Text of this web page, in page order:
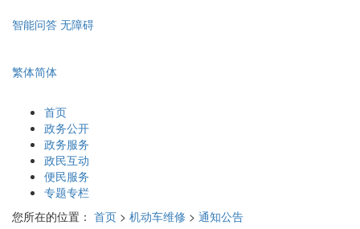
智能问答 无障碍
繁体简体
首页
政务公开
政务服务
政民互动
便民服务
专题专栏
您所在的位置： 首页 > 机动车维修 > 通知公告